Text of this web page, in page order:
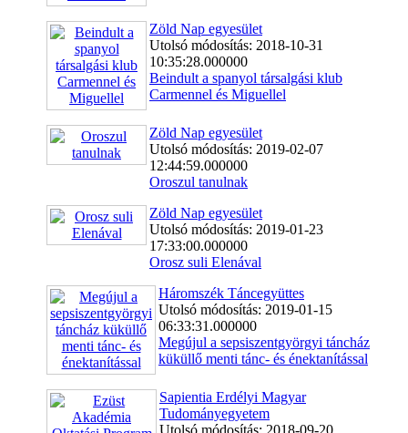
Zöld Nap egyesület
Utolsó módosítás: 2018-10-31
10:35:28.000000
Beindult a spanyol társalgási klub
Carmennel és Miguellel
Zöld Nap egyesület
Utolsó módosítás: 2019-02-07
12:44:59.000000
Oroszul tanulnak
Zöld Nap egyesület
Utolsó módosítás: 2019-01-23
17:33:00.000000
Orosz suli Elenával
Háromszék Táncegyüttes
Utolsó módosítás: 2019-01-15
06:33:31.000000
Megújul a sepsiszentgyörgyi táncház
küküllő menti tánc- és énektanítással
Sapientia Erdélyi Magyar
Tudományegyetem
Utolsó módosítás: 2018-09-20